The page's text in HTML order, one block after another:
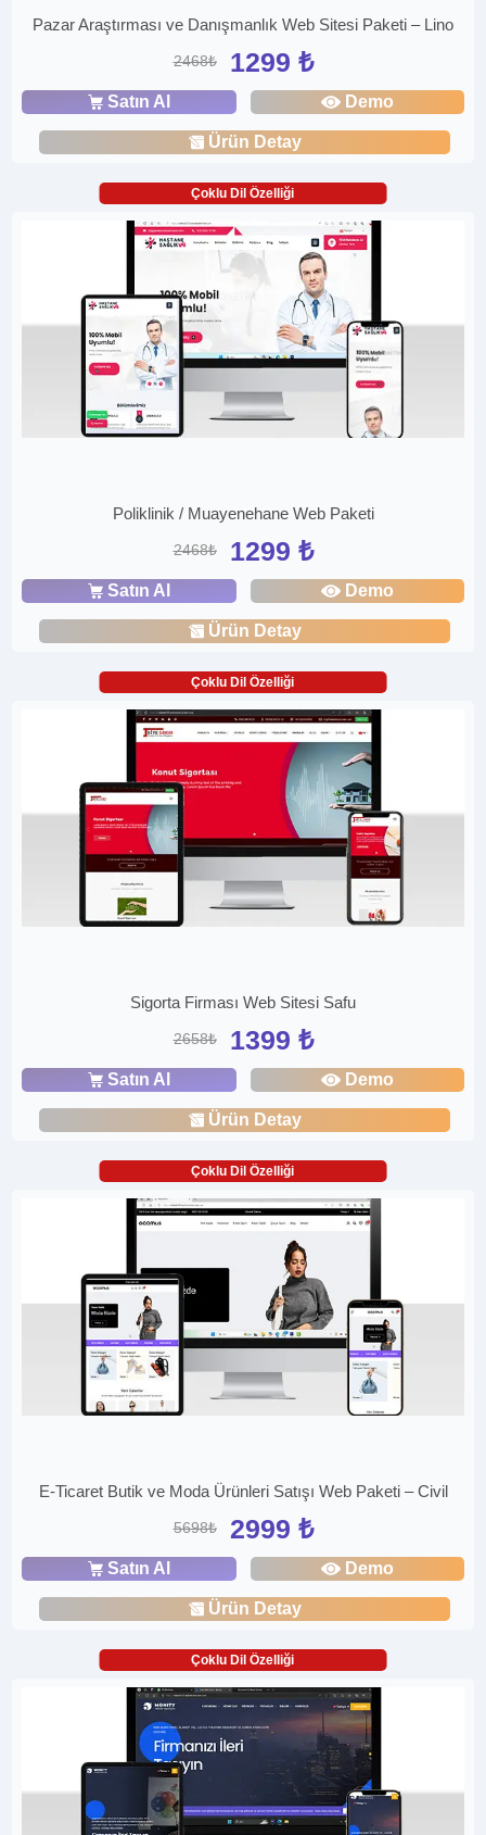
Pazar Araştırması ve Danışmanlık Web Sitesi Paketi – Lino
2468₺ 1299 ₺
Satın Al Demo
Ürün Detay
Çoklu Dil Özelliği
Poliklinik / Muayenehane Web Paketi
2468₺ 1299 ₺
Satın Al Demo
Ürün Detay
Çoklu Dil Özelliği
Sigorta Firması Web Sitesi Safu
2658₺ 1399 ₺
Satın Al Demo
Ürün Detay
Çoklu Dil Özelliği
E-Ticaret Butik ve Moda Ürünleri Satışı Web Paketi – Civil
5698₺ 2999 ₺
Satın Al Demo
Ürün Detay
Çoklu Dil Özelliği